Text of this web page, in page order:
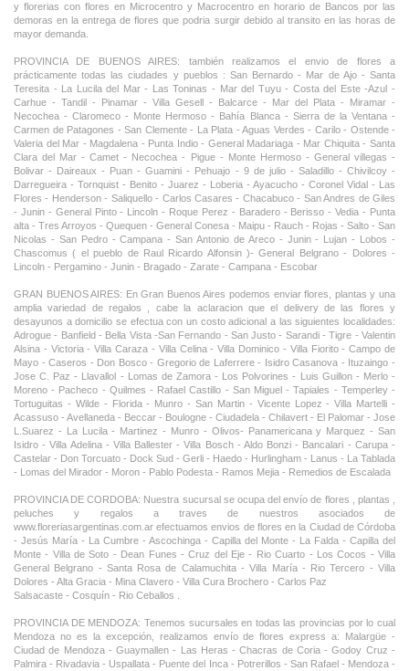
y florerias con flores en Microcentro y Macrocentro en horario de Bancos por las
demoras en la entrega de flores que podria surgir debido al transito en las horas de
mayor demanda.
PROVINCIA DE BUENOS AIRES: también realizamos el envio de flores a
prácticamente todas las ciudades y pueblos : San Bernardo - Mar de Ajo - Santa
Teresita - La Lucila del Mar - Las Toninas - Mar del Tuyu - Costa del Este -Azul -
Carhue - Tandil - Pinamar - Villa Gesell - Balcarce - Mar del Plata - Miramar -
Necochea - Claromeco - Monte Hermoso - Bahía Blanca - Sierra de la Ventana -
Carmen de Patagones - San Clemente - La Plata - Aguas Verdes - Carilo - Ostende -
Valeria del Mar - Magdalena - Punta Indio - General Madariaga - Mar Chiquita - Santa
Clara del Mar - Camet - Necochea - Pigue - Monte Hermoso - General villegas -
Bolivar - Daireaux - Puan - Guamini - Pehuajo - 9 de julio - Saladillo - Chivilcoy -
Darregueira - Tornquist - Benito - Juarez - Loberia - Ayacucho - Coronel Vidal - Las
Flores - Henderson - Saliquello - Carlos Casares - Chacabuco - San Andres de Giles
- Junin - General Pinto - Lincoln - Roque Perez - Baradero - Berisso - Vedia - Punta
alta - Tres Arroyos - Quequen - General Conesa - Maipu - Rauch - Rojas - Salto - San
Nicolas - San Pedro - Campana - San Antonio de Areco - Junin - Lujan - Lobos -
Chascomus ( el pueblo de Raul Ricardo Alfonsin )- General Belgrano - Dolores -
Lincoln - Pergamino - Junin - Bragado - Zarate - Campana - Escobar
GRAN BUENOS AIRES: En Gran Buenos Aires podemos enviar flores, plantas y una
amplia variedad de regalos , cabe la aclaracion que el delivery de las flores y
desayunos a domicilio se efectua con un costo adicional a las siguientes localidades:
Adrogue - Banfield - Bella Vista -San Fernando - San Justo - Sarandi - Tigre - Valentin
Alsina - Victoria - Villa Caraza - Villa Celina - Villa Dominico - Villa Fiorito - Campo de
Mayo - Caseros - Don Bosco - Gregorio de Laferrere - Isidro Casanova - Ituzaingo -
Jose C. Paz - Llavallol - Lomas de Zamora - Los Polvorines - Luis Guillon - Merlo -
Moreno - Pacheco - Quilmes - Rafael Castillo - San Miguel - Tapiales - Temperley -
Tortuguitas - Wilde - Florida - Munro - San Martin - Vicente Lopez - Villa Martelli -
Acassuso - Avellaneda - Beccar - Boulogne - Ciudadela - Chilavert - El Palomar - Jose
L.Suarez - La Lucila - Martinez - Munro - Olivos- Panamericana y Marquez - San
Isidro - Villa Adelina - Villa Ballester - Villa Bosch - Aldo Bonzi - Bancalari - Carupa -
Castelar - Don Torcuato - Dock Sud - Gerli - Haedo - Hurlingham - Lanus - La Tablada
- Lomas del Mirador - Moron - Pablo Podesta - Ramos Mejia - Remedios de Escalada
PROVINCIA DE CORDOBA: Nuestra sucursal se ocupa del envío de flores , plantas ,
peluches y regalos a traves de nuestros asociados de
www.floreriasargentinas.com.ar efectuamos envios de flores en la Ciudad de Córdoba
- Jesús María - La Cumbre - Ascochinga - Capilla del Monte - La Falda - Capilla del
Monte - Villa de Soto - Dean Funes - Cruz del Eje - Rio Cuarto - Los Cocos - Villa
General Belgrano - Santa Rosa de Calamuchita - Villa María - Rio Tercero - Villa
Dolores - Alta Gracia - Mina Clavero - Villa Cura Brochero - Carlos Paz
Salsacaste - Cosquín - Rio Ceballos .
PROVINCIA DE MENDOZA: Tenemos sucursales en todas las provincias por lo cual
Mendoza no es la excepción, realizamos envío de flores express a: Malargüe -
Ciudad de Mendoza - Guaymallen - Las Heras - Chacras de Coria - Godoy Cruz -
Palmira - Rivadavia - Uspallata - Puente del Inca - Potrerillos - San Rafael - Mendoza -